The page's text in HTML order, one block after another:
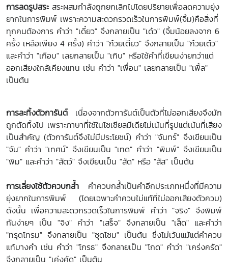
การลดรูปสระ สระผสมกำลังถูกยกเลิกไปโดยปริยายเพื่อลดความยุ่ง
ยากในการพิมพ์ เพราะความสะดวกรวดเร็วในการพิมพ์(จิ้ม)คือสิ่งที่
ทุกคนต้องการ คำว่า "เดี๋ยว" จึงกลายเป็น "เด๋ว" (จิ้มน้อยลงจาก 6
ครั้ง เหลือเพียง 4 ครั้ง) คำว่า "ก๋วยเตี๋ยว" จึงกลายเป็น "ก๋วยเต๋ว"
และคำว่า "เกือบ" เลยกลายเป็น "เกิบ" หรือใช้คำที่เขียนง่ายกว่าแต่
ออกเสียงใกล้เคียงแทน เช่น คำว่า "เพื่อน" เลยกลายเป็น "เพิ้ล"
เป็นต้น
การละทิ้งตัวการันต์เนื่องจากตัวการันต์เป็นตัวที่ไม่ออกเสียงจึงมัก
ถูกตัดทิ้งไป เพราะภาษาที่ใช้ในโซเชียลมีเดียไม่เน้นที่รูปแต่เน้นที่เสียง
เป็นสำคัญ (ตัวการันต์จึงไม่มีประโยชน์) คำว่า "จันทร์" จึงเขียนเป็น
"จัน" คำว่า "เทศน์" จึงเขียนเป็น "เทด" คำว่า "พิมพ์" จึงเขียนเป็น
"พิม" และคำว่า "สัตว์" จึงเขียนเป็น "สัด" หรือ "สัส" เป็นต้น
การเลี่ยงใช้ตัวควบกล้ำ คำควบกล้ำเป็นคำอีกประเภทหนึ่งที่มีความ
ยุ่งยากในการพิมพ์ (โดยเฉพาะคำควบไม่แท้ที่ไม่ออกเสียงตัวควบ)
ดังนั้น เพื่อความสะดวกรวดเร็วในการพิมพ์ คำว่า "จริง" จึงพิมพ์
กันง่ายๆ เป็น "จิง" คำว่า "เสร็จ" จึงกลายเป็น "เส็ด" และคำว่า
"ทรุดโทรม" จึงกลายเป็น "ซุดโซม" เป็นต้น ซึ่งไม่เว้นแม้แต่คำควบ
แท้บางคำ เช่น คำว่า "โกรธ" จึงกลายเป็น "โกด" คำว่า "เคร่งครัด"
จึงกลายเป็น "เค่งคัด" เป็นต้น